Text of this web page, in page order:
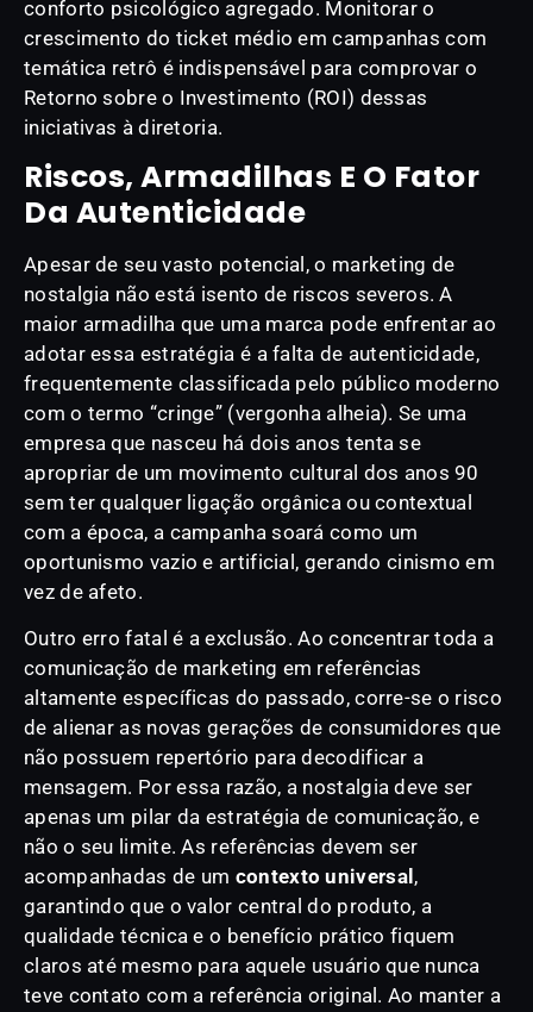
conforto psicológico agregado. Monitorar o
crescimento do ticket médio em campanhas com
temática retrô é indispensável para comprovar o
Retorno sobre o Investimento (ROI) dessas
iniciativas à diretoria.
Riscos, Armadilhas E O Fator
Da Autenticidade
Apesar de seu vasto potencial, o marketing de
nostalgia não está isento de riscos severos. A
maior armadilha que uma marca pode enfrentar ao
adotar essa estratégia é a falta de autenticidade,
frequentemente classificada pelo público moderno
com o termo “cringe” (vergonha alheia). Se uma
empresa que nasceu há dois anos tenta se
apropriar de um movimento cultural dos anos 90
sem ter qualquer ligação orgânica ou contextual
com a época, a campanha soará como um
oportunismo vazio e artificial, gerando cinismo em
vez de afeto.
Outro erro fatal é a exclusão. Ao concentrar toda a
comunicação de marketing em referências
altamente específicas do passado, corre-se o risco
de alienar as novas gerações de consumidores que
não possuem repertório para decodificar a
mensagem. Por essa razão, a nostalgia deve ser
apenas um pilar da estratégia de comunicação, e
não o seu limite. As referências devem ser
acompanhadas de um contexto universal ,
garantindo que o valor central do produto, a
qualidade técnica e o benefício prático fiquem
claros até mesmo para aquele usuário que nunca
teve contato com a referência original. Ao manter a